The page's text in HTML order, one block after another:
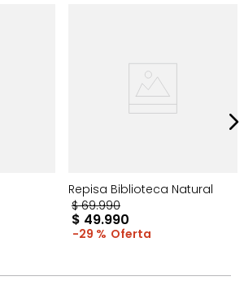
Repisa Biblioteca Natural
$ 69.990
$ 49.990
29 %